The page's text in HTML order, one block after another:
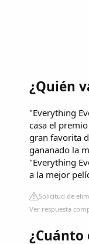
¿Quién
"Everything
casa el
gran favorita
gananado la
"Everything
a la mejor
Solicitud de
Ver respuesta
¿Cuánto